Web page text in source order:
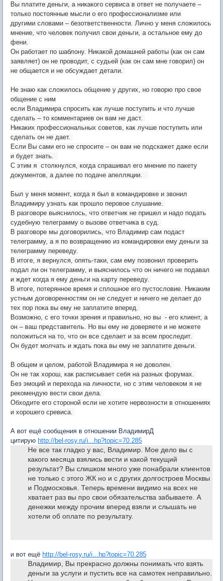
Вы платите деньги, а никакого сервиса в ответ не получаете –
только постоянные мысли о его профессионализме или
другими словами – безответственности. Лично у меня сложилось
мнение, что человек получил свои деньги, а остальное ему до
фени.
Он работает по шаблону. Никакой домашней работы (как он сам
заявляет) он не проводит, с судьей (как он сам мне говорил) он
не общается и не обсуждает детали.
Не знаю как сложилось общение у других, но говорю про свое
общение с ним
если Владимира спросить как лучше поступить и что лучше
сделать – то комментариев он вам не даст.
Никаких профессиональных советов, как лучше поступить или
сделать он не дает.
Если Вы сами его не спросите – он вам не подскажет даже если
и будет знать.
С этим я столкнулся, когда спрашивал его мнение по пакету
документов, а далее по подаче апелляции.
Был у меня момент, когда я был в командировке и звонил
Владимиру узнать как прошло перовое слушание.
В разговоре выяснилось, что ответчик не пришел и надо подать
судебную телеграмму о вызове ответчика в суд.
В разговоре мы договорились, что Владимир сам подаст
телеграмму, а я по возвращению из командировки ему деньги за
телеграмму переведу.
В итоге, я вернулся, опять-таки, сам ему позвонил проверить
подал ли он телеграмму, и выяснилось что он ничего не подавал
и ждет когда я ему деньги на карту переведу.
В итоге, потерянное время и сплошное его пустословие. Никаким
устным договоренностям он не следует и ничего не делает до
тех пор пока вы ему не заплатите вперед.
Возможно, с его точки зрения и правильно, но вы - его клиент, а
он – ваш представитель. Но вы ему не доверяете и не можете
положиться на то, что он все сделает и за всем проследит.
Он будет молчать и ждать пока вы ему не заплатите деньги.
В общем и целом, работой Владимира я не доволен.
Он не так хорош, как расписывает себя на разных форумах.
Без эмоций и перехода на личности, но с этим человеком я не
рекомендую вести свои дела.
Обходите его стороной если не хотите нервозности в отношениях
и хорошего сревиса.
А вот ещё сообщения в отношении ВладимирД
цитирую http://bel-rosy.ru/i...hp?topic=70.285
Не все так гладко у вас, Владимир. Мое дело вы с
какого месяца взялись вести и какой текущий
результат? Вы слишком много уже понабрали клиентов
не только с этого ЖК но и с других долгостроев Москвы
и Подмосковья. Теперь времени видимо на всех не
хватает раз вы про свои обязательства забываете. А
денежки между прочим вперед взяли и слышать не
хотели об оплате по результату.
и вот ещё http://bel-rosy.ru/i...hp?topic=70.285
Владимир, Вы прекрасно должны понимать что взять
деньги за услуги и пустить все на самотек неправильно.